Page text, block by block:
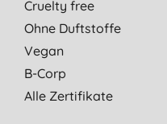
Cruelty free
Ohne Duftstoffe
Vegan
B-Corp
Alle Zertifikate